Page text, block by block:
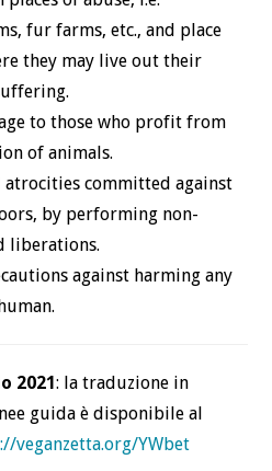
fur farms, etc., and place
they may live out their
to those who profit from
of animals.
atrocities committed against
by performing non-
liberations.
against harming any
2021: la traduzione in
guida è disponibile al
veganzetta.org/YWbet